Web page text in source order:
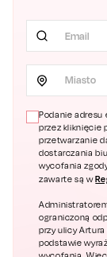
Miasto
Podanie
przez kliknięcie
przetwarzanie
dostarczania
wycofania
zawarte są w
ograniczoną
przy ulicy
podstawie